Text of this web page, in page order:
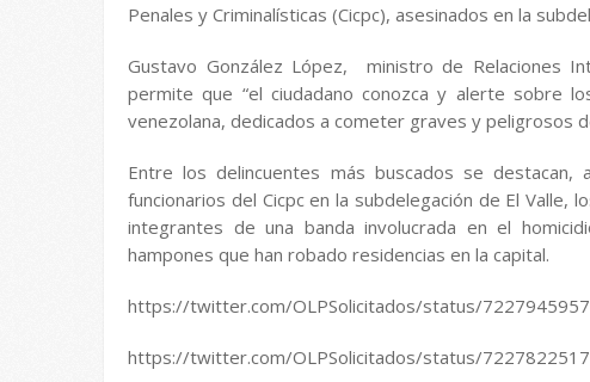
Penales y Criminalísticas (Cicpc), asesinados en la
Gustavo González López, ministro de Relaciones
permite que “el ciudadano conozca y alerte sobre
venezolana, dedicados a cometer graves y peligrosos
Entre los delincuentes más buscados se
funcionarios del Cicpc en la subdelegación de El
integrantes de una banda involucrada en el
hampones que han robado residencias en la capital.
https://twitter.com/OLPSolicitados/status/
https://twitter.com/OLPSolicitados/status/